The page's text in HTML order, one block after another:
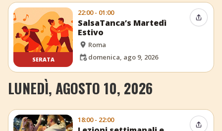
SERATA
22:00 - 01:00
SalsaTanca’s Martedì
Estivo
Roma
domenica, ago 9, 2026
LUNEDÌ, AGOSTO 10, 2026
18:00 - 22:00